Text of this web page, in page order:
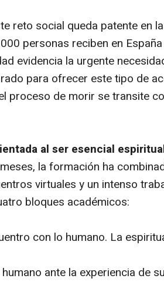
reto social queda patente en
personas reciben en
evidencia la urgente
para ofrecer este tipo de
proceso de morir se transite
al ser esencial
la formación ha
virtuales y un intenso
bloques académicos:
con lo humano. La
humano ante la experiencia de